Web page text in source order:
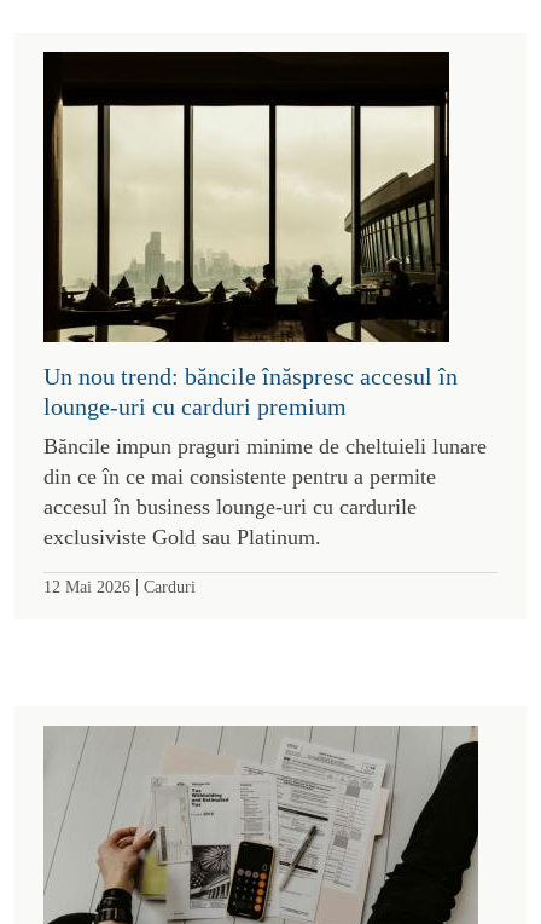
Un nou trend: băncile înăspresc accesul în
lounge-uri cu carduri premium
Băncile impun praguri minime de cheltuieli lunare
din ce în ce mai consistente pentru a permite
accesul în business lounge-uri cu cardurile
exclusiviste Gold sau Platinum.
12 Mai 2026 | Carduri